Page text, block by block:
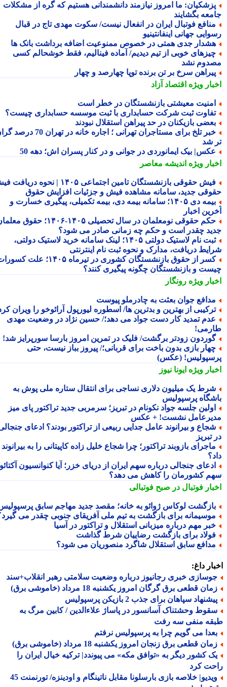
ما امروز نیازمند دانشمندانی هستیم که گره از مشکلات
بگشایند
فوتبال ایران در انفعال نیست/ سکوت مهدی تاج در قبال
جهانی اینفانتینیو
جدی همتی در خصوص ممنوعیت اضافه برداشت بانک ها
خوبی از تیم دیدیم/ آماده فینالیم، فقط خوشحالم کسی
نشد
سرخ بر تن برنده توپا چهارصد و چهار
ویژهاقتصاد آزاد
معیشتی بازنشستگان در خطر است
ثبت شرکت حسابداری با ثبت موسسه حسابداری چیست؟
بازیکنان در حد پیراهن استقلال نبودند
خبر تلخ برای مستاجران تهرانی ؛ اجاره خانه در تهران 70 درصد گران
شد
بیک ایمانوردی در جوانی و در کنار پسران اش؛ دهه 50
ویژهاندیشه معاصر
فیش حقوقی بازنشستگان تامین اجتماعی ۱۴۰۵ | نحوه دریافت فیش
جدید، سامانه مشاهده فیش و جزئیات افزایش حقوق
بیمه دی ۱۴۰۵؛ سامانه بیمه دی، بیمه تکمیلی، پیگیری خسارت و
اخبار
حکم حقوقی نومعلمان در سال تحصیلی ۱۴۰۵-۱۴۰۶؛ حقوق معلمان
چقدر است و حکم چه زمانی صادر می شود؟
ثبت نام لاستیک دولتی ۱۴۰۵؛ لینک سامانه خرید لاستیک دولتی،
دریافت، مدارک و نحوه ثبت نام اینترنتی
کسر از حقوق بازنشستگان کشوری در تیرماه ۱۴۰۵؛ علت کسورات
و بازنشستگان چگونه پیگیری کنند؟
ویژهرونگار
جوان بعثت به چادرملو پیوست
از بهترین و بدترین ها/ اسطوره لیورپول آرائوخو را ویران کرد!
تمدید کار دست جواد می دهد؛/ حسین نژاد در وضعیت مهدی
زودتر برگشت/ فلیک در تمرین امروز بارسا سورپرایز شد!
بازی بدون باخت برای قربانی؛/ پیروز بباز نیست، حتی
(عکس)
ویژهایونا نیوز
یک میلیون دلاری نساجی برای انتقال ستاره ملی پوش به
پرسپولیس
جلسه جواد نکونام در تبریز؛ سرمربی جدید تراکتور پای میز
نشست! + عکس
و بیرانوند عامل جدایی ربیعی از تراکتور بودند؟ ادعای جنجالی
تبریز
بازوبند تراکتور؛ چرا شجاع خلیل زاده کاپیتانی را به بیرانوند
جنجالی درباره سهم ایران از دریای خزر؛ آیا کنوانسیون آکتائو
کشورمان را کاهش می دهد؟
فوتبال در صبح فوتبالی
لوکاس ژوائو به خانه؛ مقصد جدید مهاجم سابق پرسپولیس
برای بازگشت به تیم ملی آفریقای جنوبی چقدر می گیرد؟
مهم درباره میزبانی استقلال و تراکتور در آسیا
برای بازگشت رضاییان شرط گذاشت
سابق استقلال شاگرد منصوریان می شود؟
داغ:
خبری رجانیوز درباره وضعیت سلامتی رهبر انقلاب+سند
قطعی برق گرگان امروز یکشنبه 18 مرداد (خاموشی برق)
سپاهان برای جذب 2 بازیکن پرسپولیس
وحشتناک آسانسور در پاساژ علاءالدین / کابین مرگ به
منفی سه رفت
می گویم چرا به پرسپولیس نرفتم
قطعی برق زنجان امروز یکشنبه 18 مرداد (خاموشی برق)
کشور دیگر به «توافق مکه» می پیوندد| ترکیه خیال ایران را
کرد
ویدیو| خلاصه بازی بارسلونا مقابل ناتینگام و اودینزه/ تورنمنت 45